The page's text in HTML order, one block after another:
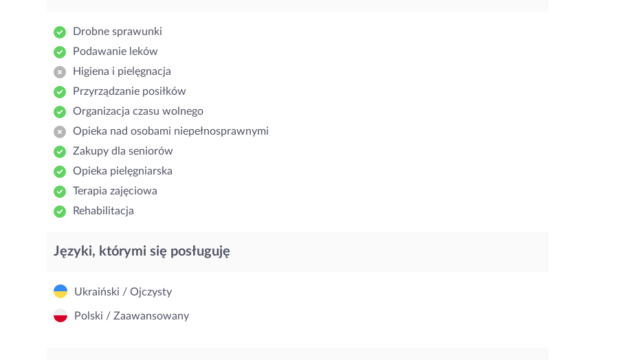
Drobne sprawunki
Podawanie leków
Higiena i pielęgnacja
Przyrządzanie posiłków
Organizacja czasu wolnego
Opieka nad osobami niepełnosprawnymi
Zakupy dla seniorów
Opieka pielęgniarska
Terapia zajęciowa
Rehabilitacja
Języki, którymi się posługuję
Ukraiński / Ojczysty
Polski / Zaawansowany